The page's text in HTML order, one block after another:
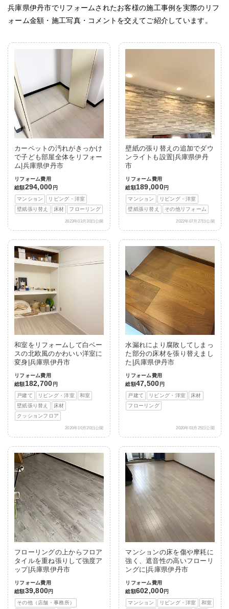
兵庫県伊丹市でリフォームされたお客様の施工事例を実際のリフ
ォーム金額・施工写真・コメントを交えてご紹介しています。
カーペットの汚れがきっかけ
で子ども部屋全体をリフォー
ム|兵庫県伊丹市
リフォーム費用
総額294,000 円
マンション
リビング・洋室
壁紙張り替え
床材 フローリング
2023年03月30日公開
壁紙の張り替えの追加でダウ
ンライトも設置|兵庫県伊丹
市
リフォーム費用
総額189,000円
マンション
リビング・洋室
壁紙張り替え
その他リフォーム
2022年07月27日公開
和室をリフォームして白ベー
スの北欧風のかわいい洋室に
変身|兵庫県伊丹市
リフォーム費用
総額182,700 円
戸建て
リビング・洋室
和室
壁紙張り替え
床材
クッションフロア
2020年10月20日公開
水漏れにより腐敗してしまっ
た部分の床材を張り替えまし
た|兵庫県伊丹市
リフォーム費用
総額47,500 円
戸建て
リビング・洋室
床材
フローリング
2020年03月25日公開
フローリングの上からフロア
タイルを重ね張りして強度ア
ップ|兵庫県伊丹市
リフォーム費用
総額39,800円
その他（店舗・事務所）
マンションの床を傷や摩耗に
強く、遮音性の高いフローリ
ングに|兵庫県伊丹市
リフォーム費用
総額602,000円
マンション
リビング・洋室
和室